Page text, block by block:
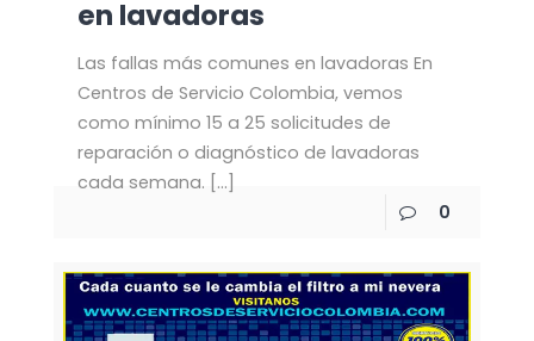
en lavadoras
Las fallas más comunes en lavadoras En
Centros de Servicio Colombia, vemos
como mínimo 15 a 25 solicitudes de
reparación o diagnóstico de lavadoras
cada semana. […]
0